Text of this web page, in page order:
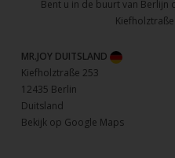
Bent u in de buurt van Berlijn
MR.JOY DUITSLAND
Kiefholztraße 253
12435 Berlin
Duitsland
Bekijk op Google Maps